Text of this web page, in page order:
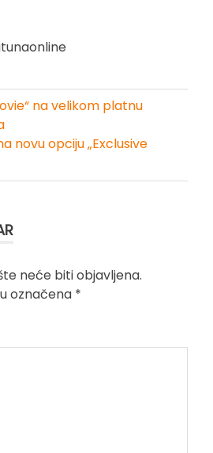
na velikom platnu
novu opciju „Exclusive
neće biti objavljena.
označena *